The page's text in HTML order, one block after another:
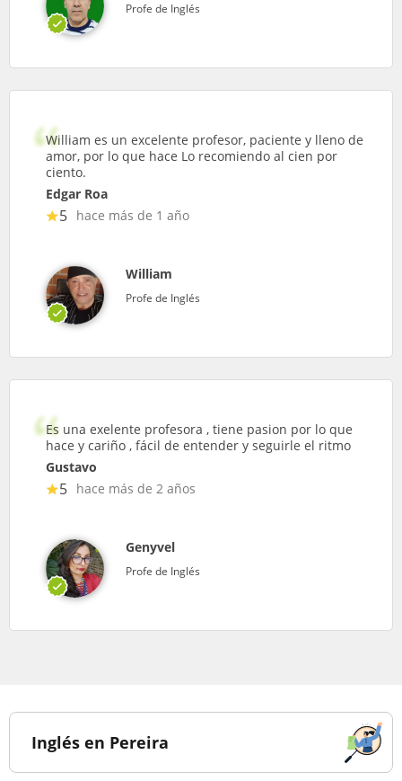
Profe de Inglés
William es un excelente profesor, paciente y lleno de
amor, por lo que hace Lo recomiendo al cien por
ciento.
Edgar Roa
5 hace más de 1 año
William
Profe de Inglés
Es una exelente profesora , tiene pasion por lo que
hace y cariño , fácil de entender y seguirle el ritmo
Gustavo
5 hace más de 2 años
Genyvel
Profe de Inglés
Inglés en Pereira